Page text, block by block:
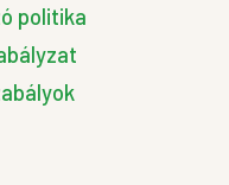
politika